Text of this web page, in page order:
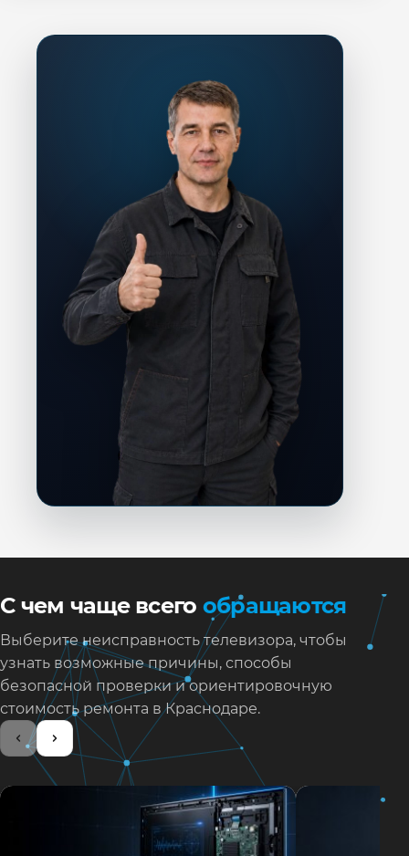
С чем чаще всего обращаются
Выберите неисправность телевизора, чтобы
узнать возможные причины, способы
безопасной проверки и ориентировочную
стоимость ремонта в Краснодаре.